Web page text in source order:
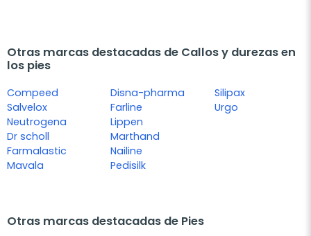
Otras marcas destacadas de Callos y durezas en
los pies
Compeed
Salvelox
Neutrogena
Dr scholl
Farmalastic
Mavala
Disna-pharma
Farline
Lippen
Marthand
Nailine
Pedisilk
Silipax
Urgo
Otras marcas destacadas de Pies